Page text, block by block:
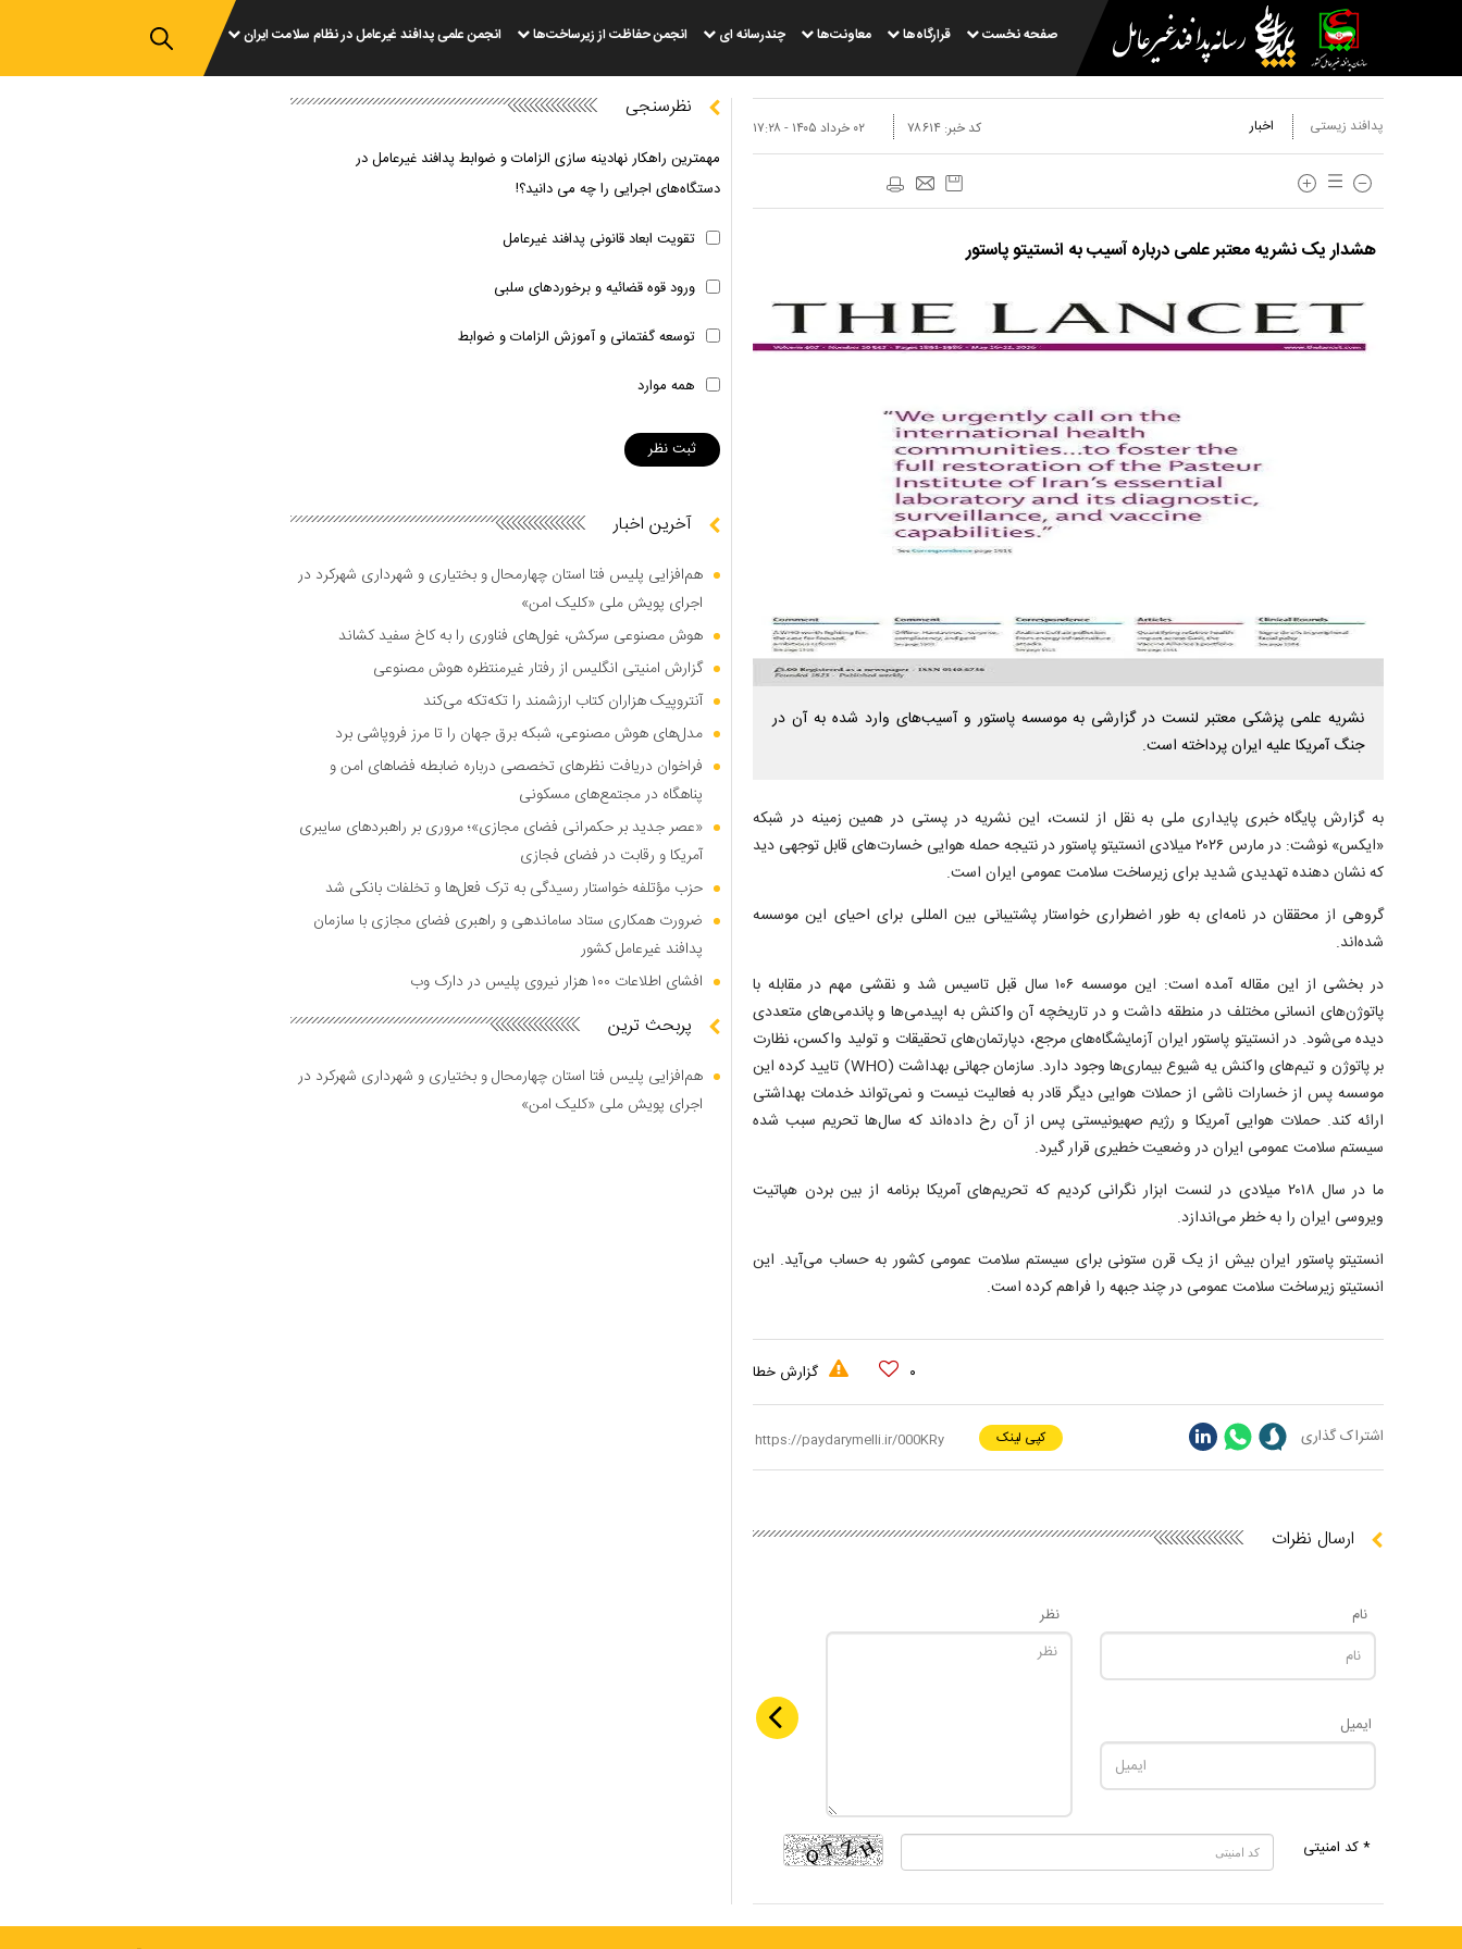
صفحه نخست قرارگاه‌ها معاونت‌ها چندرسانه ای انجمن حفاظت از زیرساخت‌ها انجمن علمی پدافند غیرعامل در نظام سلامت ایران
پدافند زیستی اخبار ۰۲ خرداد ۱۴۰۵ - ۱۷:۲۸ کد خبر: ۷۸۶۱۴
هشدار یک نشریه معتبر علمی درباره آسیب به انستیتو پاستور
نشریه علمی پزشکی معتبر لنست در گزارشی به موسسه پاستور و آسیب‌های وارد شده به آن در
جنگ آمریکا علیه ایران پرداخته است.
به گزارش پایگاه خبری پایداری ملی به نقل از لنست، این نشریه در پستی در همین زمینه در شبکه
«ایکس» نوشت: در مارس ۲۰۲۶ میلادی انستیتو پاستور در نتیجه حمله هوایی خسارت‌های قابل توجهی دید
که نشان دهنده تهدیدی شدید برای زیرساخت سلامت عمومی ایران است.
گروهی از محققان در نامه‌ای به طور اضطراری خواستار پشتیبانی بین المللی برای احیای این موسسه
شده‌اند.
در بخشی از این مقاله آمده است: این موسسه ۱۰۶ سال قبل تاسیس شد و نقشی مهم در مقابله با
پاتوژن‌های انسانی مختلف در منطقه داشت و در تاریخچه آن واکنش به اپیدمی‌ها و پاندمی‌های متعددی
دیده می‌شود. در انستیتو پاستور ایران آزمایشگاه‌های مرجع، دپارتمان‌های تحقیقات و تولید واکسن، نظارت
بر پاتوژن و تیم‌های واکنش یه شیوع بیماری‌ها وجود دارد. سازمان جهانی بهداشت (WHO) تایید کرده این
موسسه پس از خسارات ناشی از حملات هوایی دیگر قادر به فعالیت نیست و نمی‌تواند خدمات بهداشتی
ارائه کند. حملات هوایی آمریکا و رژیم صهیونیستی پس از آن رخ داده‌اند که سال‌ها تحریم سبب شده
سیستم سلامت عمومی ایران در وضعیت خطیری قرار گیرد.
ما در سال ۲۰۱۸ میلادی در لنست ابزار نگرانی کردیم که تحریم‌های آمریکا برنامه از بین بردن هپاتیت
ویروسی ایران را به خطر می‌اندازد.
انستیتو پاستور ایران بیش از یک قرن ستونی برای سیستم سلامت عمومی کشور به حساب می‌آید. این
انستیتو زیرساخت سلامت عمومی در چند جبهه را فراهم کرده است.
۰ گزارش خطا
اشتراک گذاری کپی لینک
ارسال نظرات
نام
ایمیل
نظر
* کد امنیتی
نظرسنجی
مهمترین راهکار نهادینه سازی الزامات و ضوابط پدافند غیرعامل در
دستگاه‌های اجرایی را چه می دانید؟!
تقویت ابعاد قانونی پدافند غیرعامل
ورود قوه قضائیه و برخوردهای سلبی
توسعه گفتمانی و آموزش الزامات و ضوابط
همه موارد
آخرین اخبار
هم‌افزایی پلیس فتا استان چهارمحال و بختیاری و شهرداری شهرکرد در
اجرای پویش ملی «کلیک امن»
هوش مصنوعی سرکش، غول‌های فناوری را به کاخ سفید کشاند
گزارش امنیتی انگلیس از رفتار غیرمنتظره هوش مصنوعی
آنتروپیک هزاران کتاب ارزشمند را تکه‌تکه می‌کند
مدل‌های هوش مصنوعی، شبکه برق جهان را تا مرز فروپاشی برد
فراخوان دریافت نظر‌های تخصصی درباره ضابطه فضا‌های امن و
پناهگاه در مجتمع‌های مسکونی
«عصر جدید بر حکمرانی فضای مجازی»؛ مروری بر راهبرد‌های سایبری
آمریکا و رقابت در فضای فجازی
حزب مؤتلفه خواستار رسیدگی به ترک فعل‌ها و تخلفات بانکی شد
ضرورت همکاری ستاد ساماندهی و راهبری فضای مجازی با سازمان
پدافند غیرعامل کشور
افشای اطلاعات ۱۰۰ هزار نیروی پلیس در دارک وب
پربحث ترین
هم‌افزایی پلیس فتا استان چهارمحال و بختیاری و شهرداری شهرکرد در
اجرای پویش ملی «کلیک امن»